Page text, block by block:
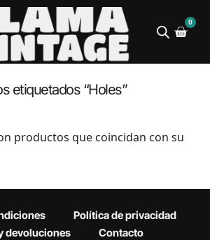
0
etiquetados “Holes”
productos que coincidan con su
Política de privacidad
devoluciones
Contacto